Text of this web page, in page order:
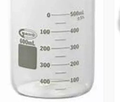
Vista Previa